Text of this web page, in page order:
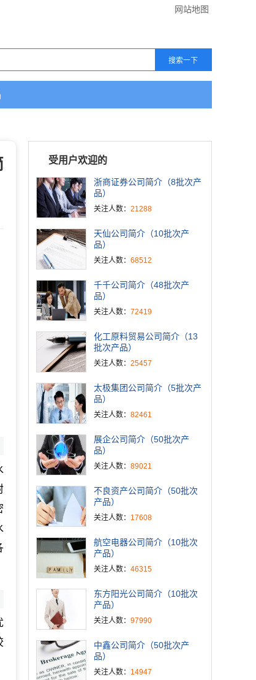
网站地图
受用户欢迎的
浙商证券公司简介（8批次产
品）
关注人数： 21288
天仙公司简介（10批次产
品）
关注人数： 68512
千千公司简介（48批次产
品）
关注人数： 72419
化工原料贸易公司简介（13
批次产品）
关注人数： 25457
太极集团公司简介（5批次产
品）
关注人数： 82461
展企公司简介（50批次产
品）
关注人数： 89021
不良资产公司简介（50批次
产品）
关注人数： 17608
航空电器公司简介（10批次
产品）
关注人数： 46315
东方阳光公司简介（10批次
产品）
关注人数： 97990
中鑫公司简介（50批次产
品）
关注人数： 14947